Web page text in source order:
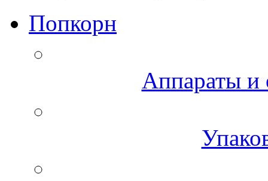
Попкорн
Аппараты и